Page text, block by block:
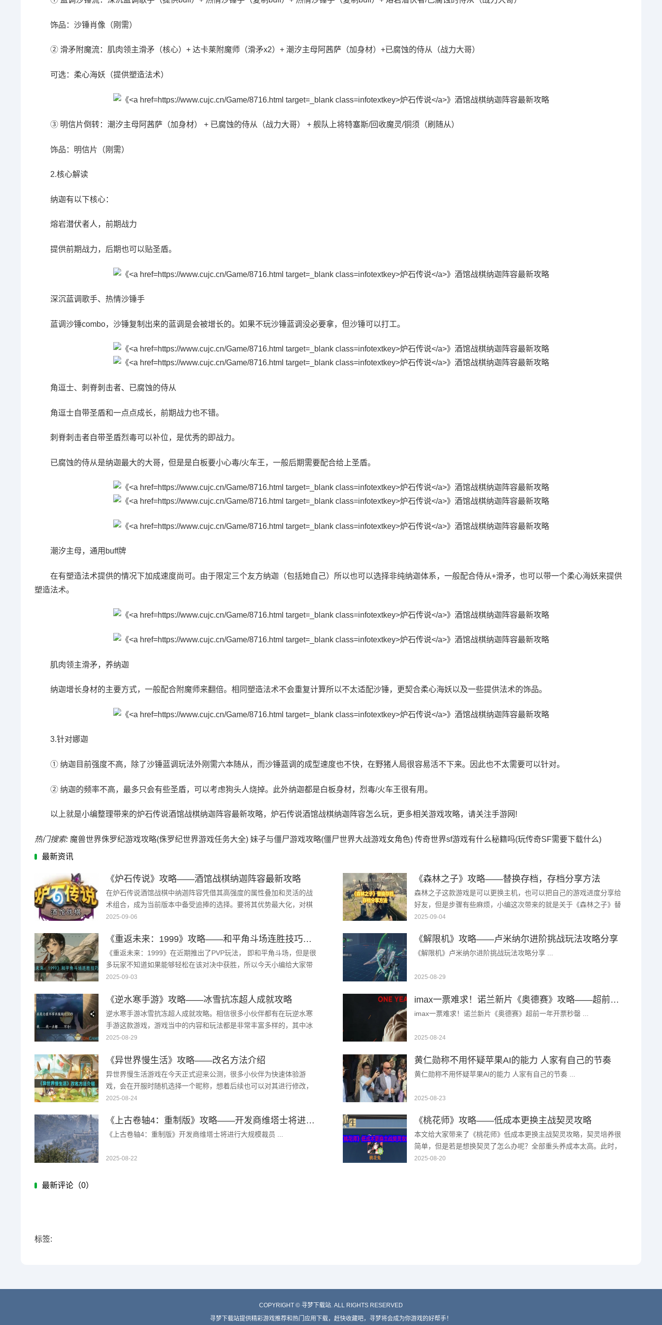
饰品：沙锤肖像（刚需）
② 滑矛附魔流：肌肉领主滑矛（核心）+ 达卡莱附魔师（滑矛x2）+ 潮汐主母阿茜萨（加身材）+已腐蚀的侍从（战力大哥）
可选：柔心海妖（提供塑造法术）
③ 明信片倒转：潮汐主母阿茜萨（加身材） + 已腐蚀的侍从（战力大哥） + 舰队上将特塞斯/回收魔灵/铜须（刷随从）
饰品：明信片（刚需）
2.核心解读
纳迦有以下核心：
熔岩潜伏者人，前期战力
提供前期战力，后期也可以贴圣盾。
深沉蓝调歌手、热情沙锤手
蓝调沙锤combo，沙锤复制出来的蓝调是会被增长的。如果不玩沙锤蓝调没必要拿，但沙锤可以打工。
角逗士、刺脊刺击者、已腐蚀的侍从
角逗士自带圣盾和一点点成长，前期战力也不错。
刺脊刺击者自带圣盾烈毒可以补位，是优秀的即战力。
已腐蚀的侍从是纳迦最大的大哥，但是是白板要小心毒/火车王，一般后期需要配合给上圣盾。
潮汐主母，通用buff牌
在有塑造法术提供的情况下加成速度尚可。由于限定三个友方纳迦（包括她自己）所以也可以选择非纯纳迦体系，一般配合侍从+滑矛，也可以带一个柔心海妖来提供
塑造法术。
肌肉领主滑矛，养纳迦
纳迦增长身材的主要方式，一般配合附魔师来翻倍。相同塑造法术不会重复计算所以不太适配沙锤，更契合柔心海妖以及一些提供法术的饰品。
3.针对娜迦
① 纳迦目前强度不高，除了沙锤蓝调玩法外刚需六本随从，而沙锤蓝调的成型速度也不快，在野猪人局很容易活不下来。因此也不太需要可以针对。
② 纳迦的频率不高，最多只会有些圣盾，可以考虑狗头人烧掉。此外纳迦都是白板身材，烈毒/火车王很有用。
以上就是小编整理带来的炉石传说酒馆战棋纳迦阵容最新攻略， 炉石传说酒馆战棋纳迦阵容怎么玩，更多相关游戏攻略，请关注手游网!
热门搜索: 魔兽世界侏罗纪游戏攻略(侏罗纪世界游戏任务大全) 妹子与僵尸游戏攻略(僵尸世界大战游戏女角色) 传奇世界sf游戏有什么秘籍吗(玩传奇SF需要下载什么)
最新资讯
《炉石传说》攻略——酒馆战棋纳迦阵容最新攻略
在炉石传说酒馆战棋中纳迦阵容凭借其高强度的属性叠加和灵活的战
术组合，成为当前版本中备受追捧的选择。要将其优势最大化，对棋
子选择、经济节奏以及站位策略的把控至关重要。如何组建强力的纳
2025-09-06
《森林之子》攻略——替换存档，存档分享方法
森林之子这款游戏是可以更换主机，也可以把自己的游戏进度分享给
好友，但是步骤有些麻烦，小编这次带来的就是关于《森林之子》替
换存档，存档分享方法，很多玩家都想知道替换存档的办法，只需要
2025-09-04
《重返未来：1999》攻略——和平角斗场连胜技巧一览
《重返未来：1999》在近期推出了PVP玩法， 即和平角斗场，但是很
多玩家不知道如果能够轻松在该对决中获胜，所以今天小编给大家带
来重返未来1999和平角斗场连胜技巧，感兴趣的小伙伴一起来看看
2025-09-03
《解限机》攻略——卢米纳尔进阶挑战玩法攻略分享
《解限机》卢米纳尔进阶挑战玩法攻略分享 ...
2025-08-29
《逆水寒手游》攻略——冰雪抗冻超人成就攻略
逆水寒手游冰雪抗冻超人成就攻略。相信很多小伙伴都有在玩逆水寒
手游这款游戏，游戏当中的内容和玩法都是非常丰富多样的，其中冰
雪抗冻超人就是游戏当中的一个成就，想要完成这个成就就需要来到
2025-08-29
imax一票难求！诺兰新片《奥德赛》攻略——超前一年开票秒罄
imax一票难求！诺兰新片《奥德赛》超前一年开票秒罄 ...
2025-08-24
《异世界慢生活》攻略——改名方法介绍
异世界慢生活游戏在今天正式迎来公测，很多小伙伴为快速体验游
戏，会在开服时随机选择一个昵称，想着后续也可以对其进行修改，
那么怎么改名呢？为解开小伙伴们的疑惑，下面小编就给大家带来
2025-08-24
黄仁勋称不用怀疑苹果AI的能力 人家有自己的节奏
黄仁勋称不用怀疑苹果AI的能力 人家有自己的节奏 ...
2025-08-23
《上古卷轴4：重制版》攻略——开发商维塔士将进行大规模裁员
《上古卷轴4：重制版》开发商维塔士将进行大规模裁员 ...
2025-08-22
《桃花师》攻略——低成本更换主战契灵攻略
本文给大家带来了《桃花师》低成本更换主战契灵攻略，契灵培养很
简单，但是若是想换契灵了怎么办呢？全部重头养成本太高。此时，
就可以用到游戏内的【重生】和【转生】功能了。《桃花 ...
2025-08-20
最新评论（0）
标签:
COPYRIGHT © 寻梦下载站. ALL RIGHTS RESERVED
寻梦下载站提供精彩游戏推荐和热门应用下载，赶快收藏吧，寻梦将会成为你游戏的好帮手！